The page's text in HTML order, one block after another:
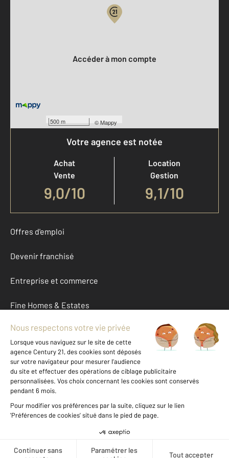
500 m ©Mappy
Accéder à mon compte
Votre agence est notée
Achat
Vente
9,0/10
Location
Gestion
9,1/10
Offres d'emploi
Devenir franchisé
Entreprise et commerce
Fine Homes & Estates
À propos
International
Nous contacter
Données personnelles
Gestionnaire des cookies